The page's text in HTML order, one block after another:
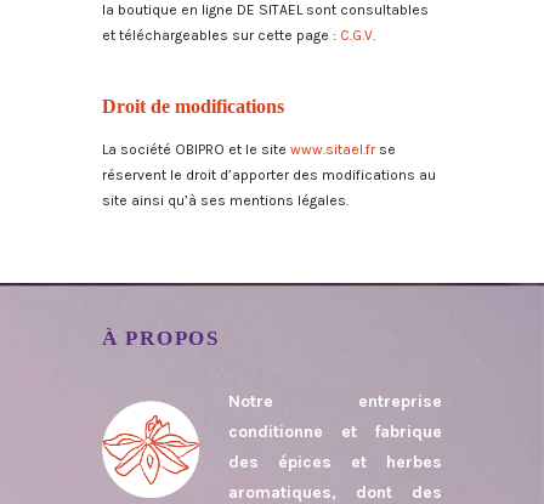
la boutique en ligne DE SITAEL sont consultables
et téléchargeables sur cette page : C.G.V.
Droit de modifications
La société OBIPRO et le site www.sitael.frse
réservent le droit d’apporter des modifications au
site ainsi qu’à ses mentions légales.
À PROPOS
Notre entreprise
conditionne et fabrique
des épices et herbes
aromatiques, dont des